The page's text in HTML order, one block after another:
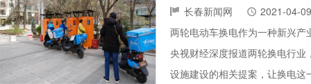
长春新闻网
2021-04-09
两轮电动车换电作为一种新兴
央视财经深度报道两轮换电行
设施建设的相关提案，让换电